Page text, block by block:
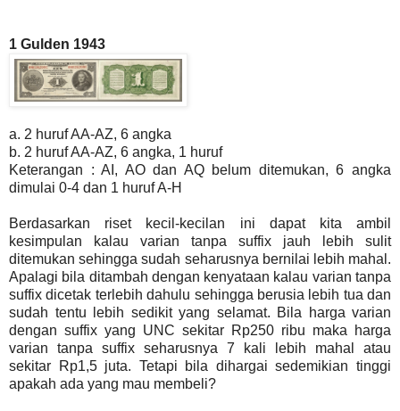
1 Gulden 1943
a. 2 huruf AA-AZ, 6 angka
b. 2 huruf AA-AZ, 6 angka, 1 huruf
Keterangan : AI, AO dan AQ belum ditemukan, 6 angka
dimulai 0-4 dan 1 huruf A-H
Berdasarkan riset kecil-kecilan ini dapat kita ambil
kesimpulan kalau varian tanpa suffix jauh lebih sulit
ditemukan sehingga sudah seharusnya bernilai lebih mahal.
Apalagi bila ditambah dengan kenyataan kalau varian tanpa
suffix dicetak terlebih dahulu sehingga berusia lebih tua dan
sudah tentu lebih sedikit yang selamat. Bila harga varian
dengan suffix yang UNC sekitar Rp250 ribu maka harga
varian tanpa suffix seharusnya 7 kali lebih mahal atau
sekitar Rp1,5 juta. Tetapi bila dihargai sedemikian tinggi
apakah ada yang mau membeli?